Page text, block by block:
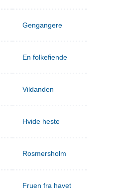
Gengangere
En folkefiende
Vildanden
Hvide heste
Rosmersholm
Fruen fra havet